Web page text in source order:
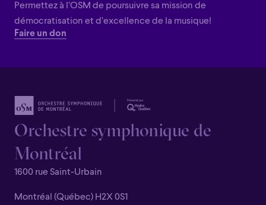
Permettez à l’OSM de poursuivre sa mission de
démocratisation et d’excellence de la musique!
Faire un don
Orchestre symphonique de
Montréal
1600 rue Saint-Urbain
Montréal (Québec) H2X 0S1